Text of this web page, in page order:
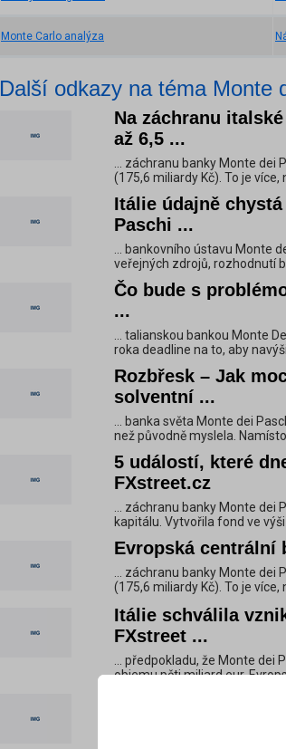
Monte Carlo analýza
Další odkazy na téma Monte
Na záchranu
až 6,5 ...
... záchranu banky Monte dei
(175,6 miliardy Kč). To je více,
Itálie údajně
Paschi ...
... bankovního ústavu Monte
veřejných zdrojů, rozhodnutí
Čo bude s
...
... talianskou bankou Monte
roka deadline na to, aby
Rozbřesk – Jak
solventní ...
... banka světa Monte dei
než původně myslela.
5 událostí, které
FXstreet.cz
... záchranu banky Monte dei
kapitálu. Vytvořila fond ve
Evropská centrální
... záchranu banky Monte dei
(175,6 miliardy Kč). To je více,
Itálie schválila
FXstreet ...
... předpokladu, že Monte dei
objemu pěti miliard eur.
Kapitál |
... banka světa Monte dei